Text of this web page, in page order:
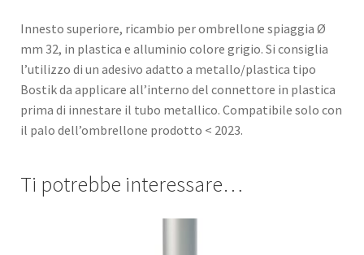
Innesto superiore, ricambio per ombrellone spiaggia Ø
mm 32, in plastica e alluminio colore grigio. Si consiglia
l’utilizzo di un adesivo adatto a metallo/plastica tipo
Bostik da applicare all’interno del connettore in plastica
prima di innestare il tubo metallico. Compatibile solo con
il palo dell’ombrellone prodotto < 2023.
Ti potrebbe interessare…